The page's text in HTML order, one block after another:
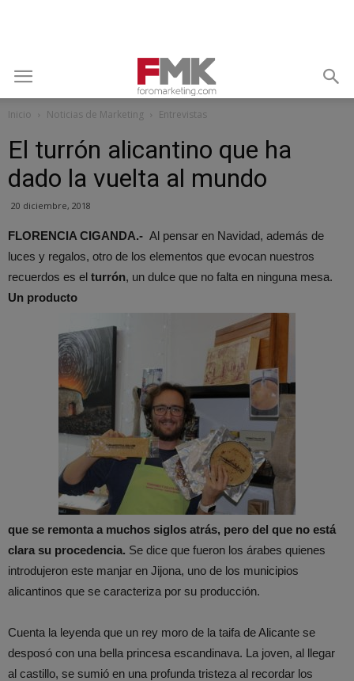
Inicio Noticias de Marketing Entrevistas
El turrón alicantino que ha
dado la vuelta al mundo
20 diciembre, 2018
FLORENCIA CIGANDA.- Al pensar en Navidad, además de
luces y regalos, otro de los elementos que evocan nuestros
recuerdos es el turrón, un dulce que no falta en ninguna mesa.
Un producto
que se remonta a muchos siglos atrás, pero del que no está
clara su procedencia. Se dice que fueron los árabes quienes
introdujeron este manjar en Jijona, uno de los municipios
alicantinos que se caracteriza por su producción.
Cuenta la leyenda que un rey moro de la taifa de Alicante se
desposó con una bella princesa escandinava. La joven, al llegar
al castillo, se sumió en una profunda tristeza al recordar los